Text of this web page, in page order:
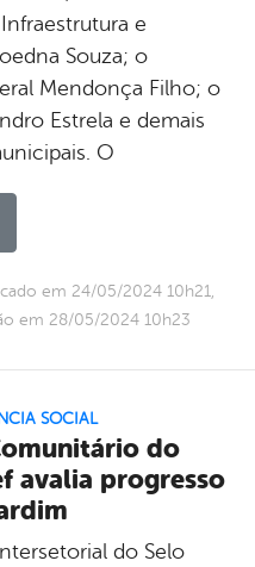
e
Souza; o
Mendonça Filho; o
Estrela e demais
O
em 24/05/2024 10h21,
em 28/05/2024 10h23
SOCIAL
do
avalia progresso
do Selo